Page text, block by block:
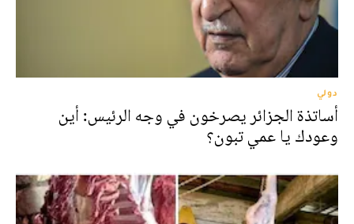
دولي
أساتذة الجزائر يصرخون في وجه الرئيس: أين
وعودك يا عمي تبون؟